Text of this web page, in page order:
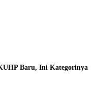
Baru, Ini Kategorinya